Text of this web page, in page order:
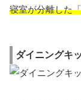
寝室が分離した
ダイニングキ